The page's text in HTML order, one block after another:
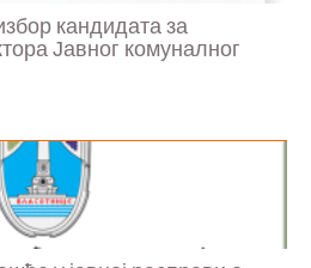
кандидата за
Јавног комуналног